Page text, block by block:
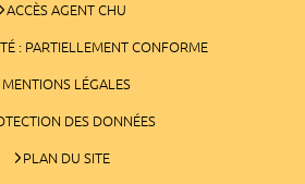
ACCÈS AGENT CHU
: PARTIELLEMENT CONFORME
MENTIONS LÉGALES
DES DONNÉES
PLAN DU SITE